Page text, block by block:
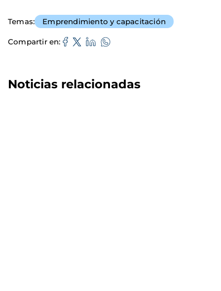
Temas Emprendimiento y capacitación
Compartir en
Noticias relacionadas